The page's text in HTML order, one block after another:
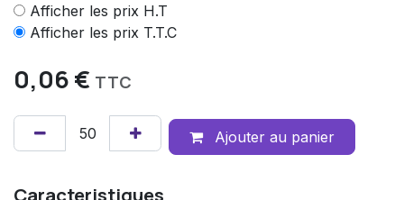
Afficher les prix H.T
Afficher les prix T.T.C
0,06€ TTC
Ajouter au panier
Caracteristiques